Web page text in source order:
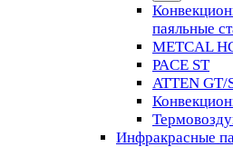
паяльные
METCAL
PACE ST
ATTEN GT/
Инфракрасные